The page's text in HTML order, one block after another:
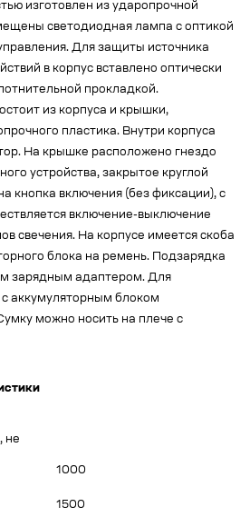
изготовлен из ударопрочной
светодиодная лампа с оптикой
Для защиты источника
в корпус вставлено оптически
прокладкой.
из корпуса и крышки,
пластика. Внутри корпуса
На крышке расположено гнездо
устройства, закрытое круглой
кнопка включения (без фиксации), с
включение-выключение
свечения. На корпусе имеется скоба
блока на ремень. Подзарядка
зарядным адаптером. Для
с аккумуляторным блоком
можно носить на плече с
не
1000
1500